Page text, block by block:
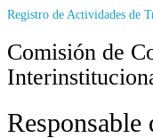
Registro de Actividades de
Comisión de
Responsable